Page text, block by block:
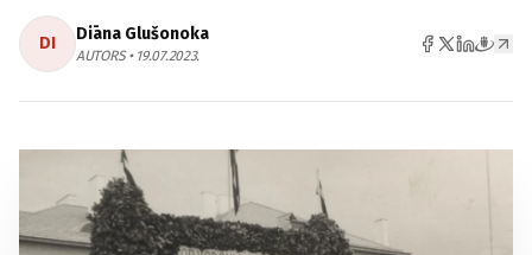
DI Diāna Glušonoka
AUTORS • 19.07.2023.